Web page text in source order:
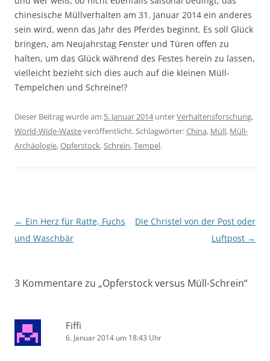
chinesische Müllverhalten am 31. Januar 2014 ein anderes
sein wird, wenn das Jahr des Pferdes beginnt. Es soll Glück
bringen, am Neujahrstag Fenster und Türen offen zu
halten, um das Glück während des Festes herein zu lassen,
vielleicht bezieht sich dies auch auf die kleinen Müll-
Tempelchen und Schreine!?
Dieser Beitrag wurde am 5. Januar 2014unterVerhaltensforschung,
World-Wide-Wasteveröffentlicht. Schlagwörter:China, Müll, Müll-
Archäologie,Opferstock,Schrein,Tempel.
Beitragsnavigation
← Ein Herz für Ratte, Fuchs
und Waschbär
Die Christel von der Post oder
Luftpost →
3 Kommentare zu „Opferstock versus Müll-Schrein“
Fiffi
6. Januar 2014 um 18:43 Uhr